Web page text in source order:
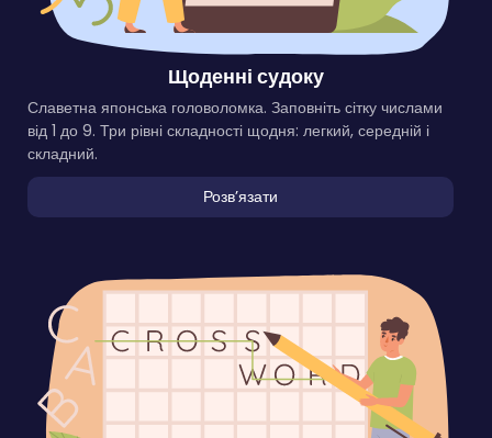
Щоденні судоку
Славетна японська головоломка. Заповніть сітку числами
від 1 до 9. Три рівні складності щодня: легкий, середній і
складний.
Розвʼязати